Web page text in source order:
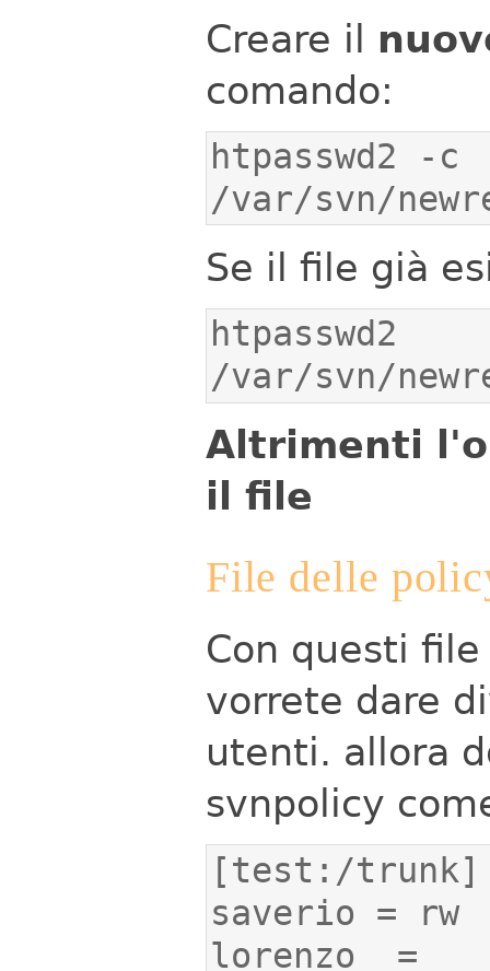
Creare il
comando:
htpasswd2 -c
/var/svn/
Se il file già
htpasswd2
/var/svn/
Altrimenti
il file
File delle
Con questi
vorrete dare
utenti. allora
svnpolicy